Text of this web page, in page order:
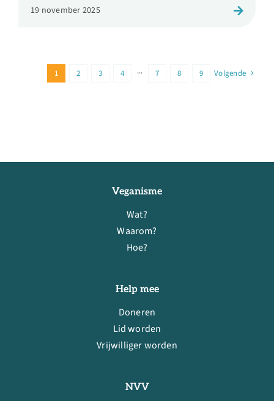
19 november 2025
1 2 3 4 ··· 7 8 9 Volgende
Veganisme
Wat?
Waarom?
Hoe?
Help mee
Doneren
Lid worden
Vrijwilliger worden
NVV